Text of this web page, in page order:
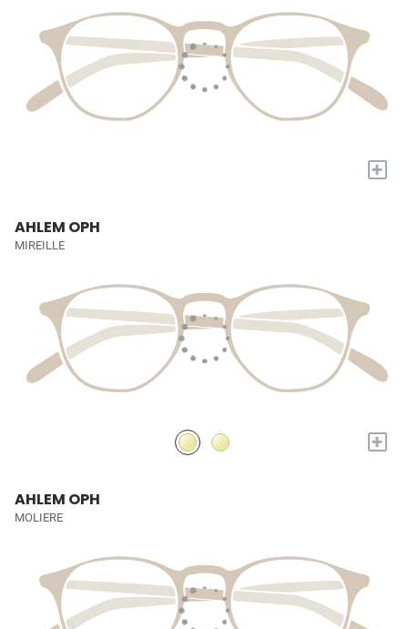
+
AHLEM OPH
MIREILLE
+
AHLEM OPH
MOLIERE